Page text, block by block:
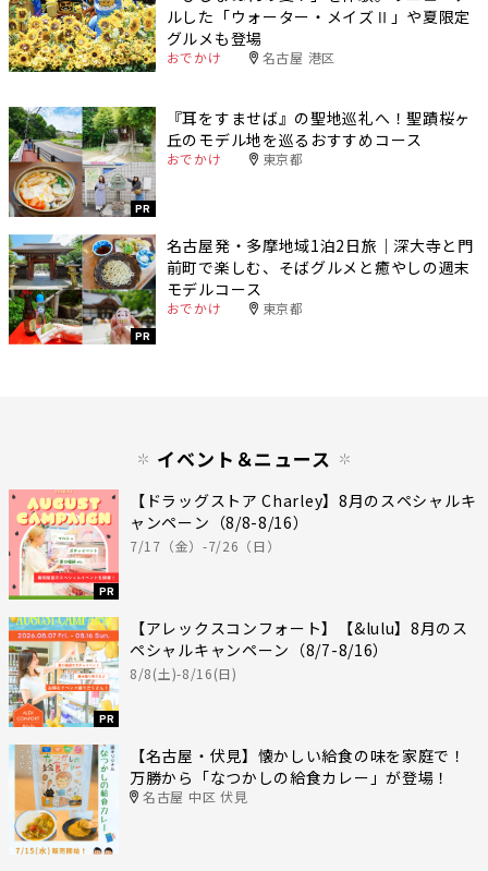
ルした「ウォーター・メイズⅡ」や夏限定
グルメも登場
おでかけ 名古屋 港区
PR
『耳をすませば』の聖地巡礼へ！聖蹟桜ヶ
丘のモデル地を巡るおすすめコース
おでかけ 東京都
PR
名古屋発・多摩地域1泊2日旅｜深大寺と門
前町で楽しむ、そばグルメと癒やしの週末
モデルコース
おでかけ 東京都
イベント＆ニュース
PR
【ドラッグストア Charley】8月のスペシャルキ
ャンペーン（8/8-8/16）
7/17（金）-7/26（日）
PR
【アレックスコンフォート】【&lulu】8月のス
ペシャルキャンペーン（8/7-8/16）
8/8(土)-8/16(日)
【名古屋・伏見】懐かしい給食の味を家庭で！
万勝から「なつかしの給食カレー」が登場！
名古屋 中区 伏見